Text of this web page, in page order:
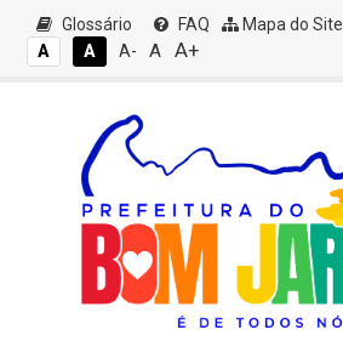
Glossário FAQ Mapa do Site
A
A A- A A+